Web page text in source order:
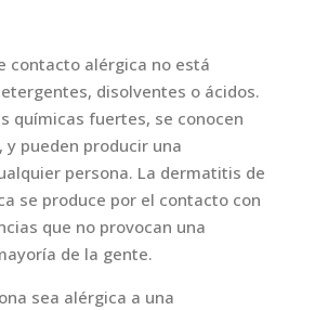
contacto alérgica no está
disolventes o ácidos.
químicas fuertes, se conocen
pueden producir una
persona. La dermatitis de
se produce por el contacto con
que no provocan una
de la gente.
sea alérgica a una